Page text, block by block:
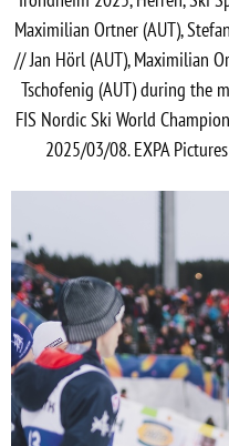
Maximilian Ortner (AUT),
// Jan Hörl (AUT), Maximilian
Tschofenig (AUT) during the
FIS Nordic Ski World
2025/03/08. EXPA